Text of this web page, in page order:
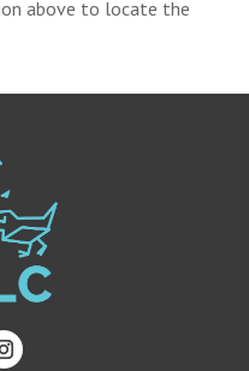
above to locate the